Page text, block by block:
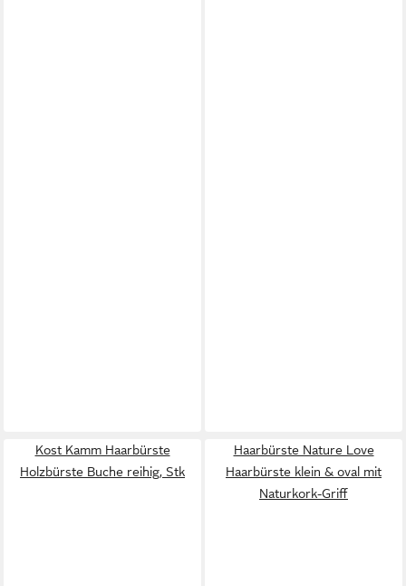
Kost Kamm Haarbürste
Holzbürste Buche reihig, Stk
Haarbürste Nature Love
Haarbürste klein & oval mit
Naturkork-Griff